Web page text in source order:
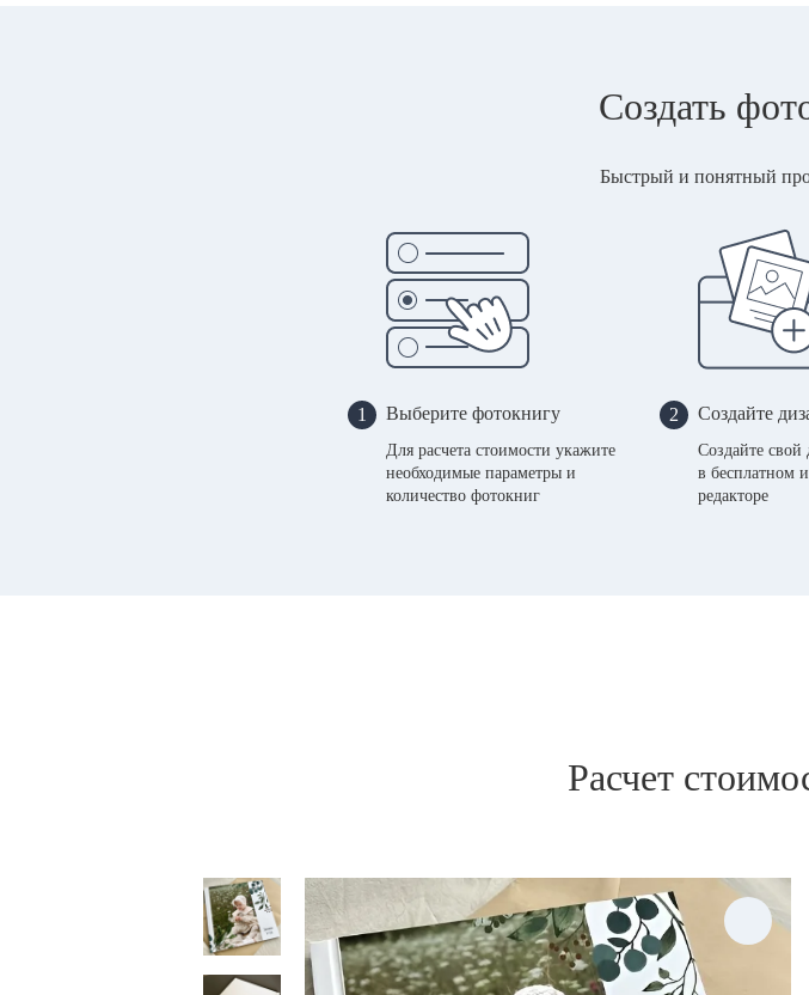
Создать
Быстрый и понятный
1 Выберите фотокнигу
Для расчета стоимости укажите
необходимые параметры и
количество фотокниг
2 Создайте
Создайте
в бесплатном
редакторе
Расчет